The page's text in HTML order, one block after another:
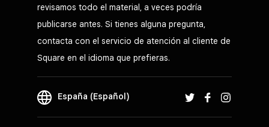
revisamos todo el material, a veces podría
publicarse antes. Si tienes alguna pregunta,
contacta con el servicio de atención al cliente de
Square en el idioma que prefieras.
España (Español)